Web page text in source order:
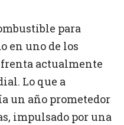
para
en uno de los
actualmente
Lo que a
un año prometedor
impulsado por una